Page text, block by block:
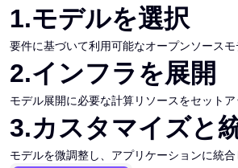
1.モデルを選択
要件に基づいて利用可能なオープンソースモ
2.インフラを展開
モデル展開に必要な計算リソースをセットア
3.カスタマイズと
モデルを微調整し、アプリケーションに統合